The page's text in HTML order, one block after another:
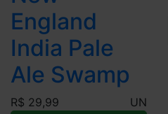
England
India Pale
Ale Swamp
R$ 29,99 UN